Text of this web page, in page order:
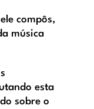
compôs,
música
esta
sobre o